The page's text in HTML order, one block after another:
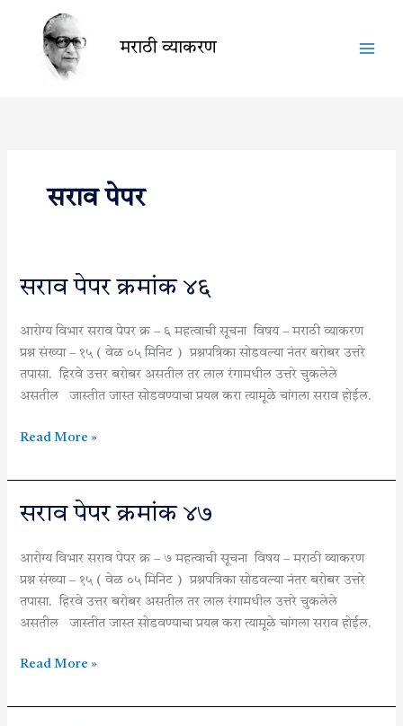
content
मराठी व्याकरण
सराव पेपर
सराव पेपर क्रमांक ४६
आरोग्य विभार सराव पेपर क्र – ६ महत्वाची सूचना विषय – मराठी व्याकरण
प्रश्न संख्या – १५ ( वेळ ०५ मिनिट ) प्रश्नपत्रिका सोडवल्या नंतर बरोबर उत्तरे
तपासा. हिरवे उत्तर बरोबर असतील तर लाल रंगामधील उत्तरे चुकलेले
असतील जास्तीत जास्त सोडवण्याचा प्रयत्न करा त्यामूळे चांगला सराव होईल.
सराव
क्रमांक
४६
Read More »
सराव पेपर क्रमांक ४७
आरोग्य विभार सराव पेपर क्र – ७ महत्वाची सूचना विषय – मराठी व्याकरण
प्रश्न संख्या – १५ ( वेळ ०५ मिनिट ) प्रश्नपत्रिका सोडवल्या नंतर बरोबर उत्तरे
तपासा. हिरवे उत्तर बरोबर असतील तर लाल रंगामधील उत्तरे चुकलेले
असतील जास्तीत जास्त सोडवण्याचा प्रयत्न करा त्यामूळे चांगला सराव होईल.
सराव
क्रमांक
४७
Read More »